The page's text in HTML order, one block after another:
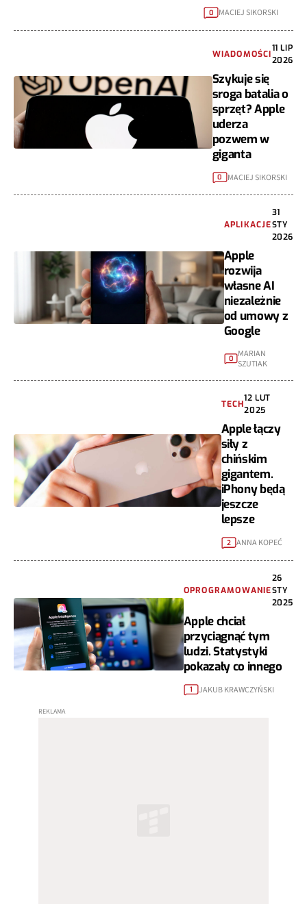
0 MACIEJ SIKORSKI
WIADOMOŚCI
11 LIP
2026
Szykuje się
sroga batalia o
sprzęt? Apple
uderza
pozwem w
giganta
0 MACIEJ SIKORSKI
APLIKACJE
31
STY
2026
Apple
rozwija
własne AI
niezależnie
od umowy z
Google
0
MARIAN
SZUTIAK
TECH
12 LUT
2025
Apple łączy
siły z
chińskim
gigantem.
iPhony będą
jeszcze
lepsze
2 ANNA KOPEĆ
OPROGRAMOWANIE
26
STY
2025
Apple chciał
przyciągnąć tym
ludzi. Statystyki
pokazały co innego
1 JAKUB KRAWCZYŃSKI